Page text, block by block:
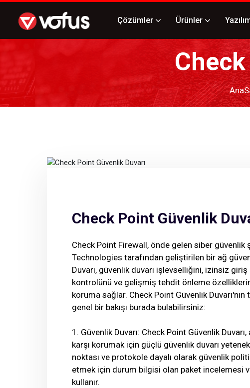
Çözümler Ürünler
Check Point Güvenlik
Check Point Firewall, önde gelen siber
Technologies tarafından geliştirilen bir ağ
Duvarı, güvenlik duvarı işlevselliğini, izinsiz giriş
kontrolünü ve gelişmiş tehdit önleme
koruma sağlar. Check Point Güvenlik
genel bir bakışı burada bulabilirsiniz:
1. Güvenlik Duvarı: Check Point Güvenlik
karşı korumak için güçlü güvenlik duvarı
noktası ve protokole dayalı olarak güvenlik
etmek için durum bilgisi olan paket incelemesi
kullanır.